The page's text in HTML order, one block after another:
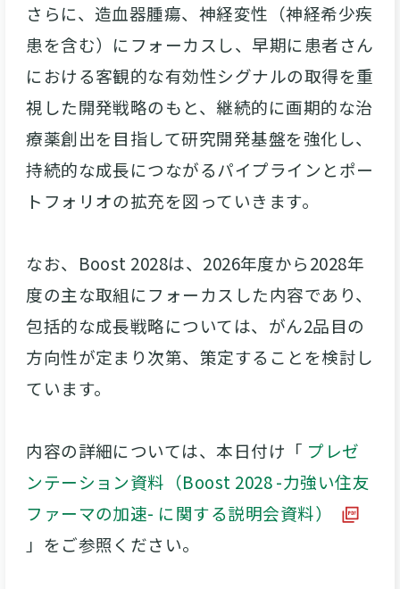
さらに、造血器腫瘍、神経変性（神経希少疾
患を含む）にフォーカスし、早期に患者さん
における客観的な有効性シグナルの取得を重
視した開発戦略のもと、継続的に画期的な治
療薬創出を目指して研究開発基盤を強化し、
持続的な成長につながるパイプラインとポー
トフォリオの拡充を図っていきます。
なお、Boost 2028は、2026年度から2028年
度の主な取組にフォーカスした内容であり、
包括的な成長戦略については、がん2品目の
方向性が定まり次第、策定することを検討し
ています。
内容の詳細については、本日付け「 プレゼ
ンテーション資料（Boost 2028 -力強い住友
ファーマの加速- に関する説明会資料）
」をご参照ください。